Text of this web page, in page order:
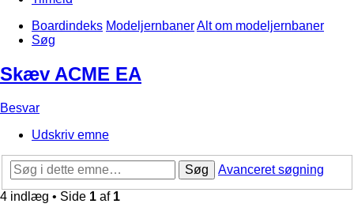
Boardindeks ModeljernbanerAlt om modeljernbaner
Søg
Skæv ACME EA
Besvar
Udskriv emne
Søg
Avanceret søgning
4 indlæg • Side 1 af 1